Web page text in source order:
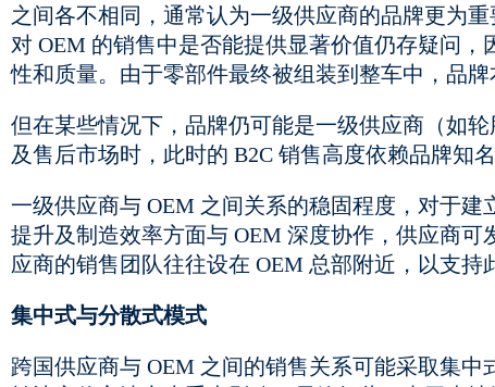
之间各不相同，通常认为一级供应商的品牌更为
对 OEM 的销售中是否能提供显著价值仍存疑问
性和质量。由于零部件最终被组装到整车中，品牌
但在某些情况下，品牌仍可能是一级供应商（如
及售后市场时，此时的 B2C 销售高度依赖品牌知名
一级供应商与 OEM 之间关系的稳固程度，对于
提升及制造效率方面与 OEM 深度协作，供应商
应商的销售团队往往设在 OEM 总部附近，以支持
集中式与分散式模式
跨国供应商与 OEM 之间的销售关系可能采取集